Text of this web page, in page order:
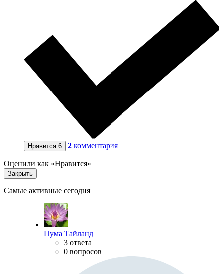
Нравится 6 2 комментария
Оценили как «Нравится»
Закрыть
Самые активные сегодня
Пума Тайланд
3 ответа
0 вопросов